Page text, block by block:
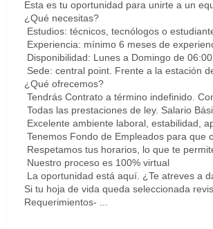
Esta es tu oportunidad para unirte a un
¿Qué necesitas?
Estudios: técnicos, tecnólogos o
Experiencia: mínimo 6 meses de
Disponibilidad: Lunes a Domingo de
Sede: central point. Frente a la estación
¿Qué ofrecemos?
Tendrás Contrato a término indefinido.
Todas las prestaciones de ley. Salario
Excelente ambiente laboral, estabilidad,
Tenemos Fondo de Empleados para que
Respetamos tus horarios, lo que te
Nuestro proceso es 100% virtual
La oportunidad está aquí. ¿Te atreves a
Si tu hoja de vida queda seleccionada
Requerimientos- ...